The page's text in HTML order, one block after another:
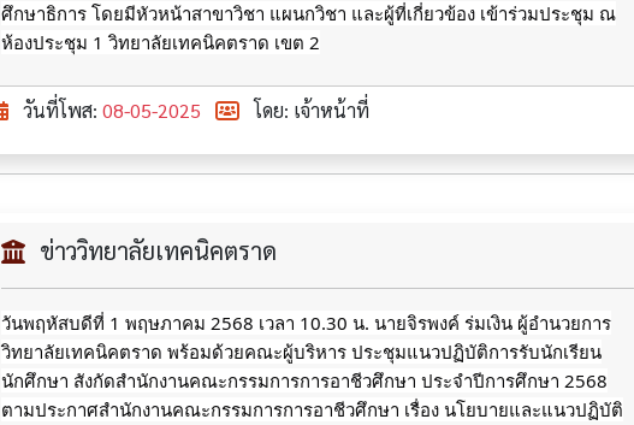
ศึกษาธิการ โดยมีหัวหน้าสาขาวิชา แผนกวิชา และผู้ที่เกี่ยวข้อง เข้าร่วมประชุม ณ
ห้องประชุม 1 วิทยาลัยเทคนิคตราด เขต 2
วันที่โพส:08-05-2025 โดย: เจ้าหน้าที่
ข่าววิทยาลัยเทคนิคตราด
วันพฤหัสบดีที่ 1 พฤษภาคม 2568 เวลา 10.30 น. นายจิรพงค์ ร่มเงิน ผู้อำนวยการ
วิทยาลัยเทคนิคตราด พร้อมด้วยคณะผู้บริหาร ประชุมแนวปฏิบัติการรับนักเรียน
นักศึกษา สังกัดสำนักงานคณะกรรมการการอาชีวศึกษา ประจำปีการศึกษา 2568
ตามประกาศสำนักงานคณะกรรมการการอาชีวศึกษา เรื่อง นโยบายและแนวปฏิบัติ